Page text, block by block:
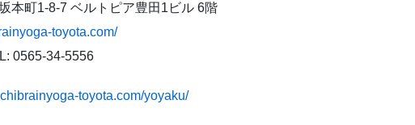
町1-8-7 ベルトピア豊田1ビル 6階
toyota.com/
0565-34-5556
toyota.com/yoyaku/